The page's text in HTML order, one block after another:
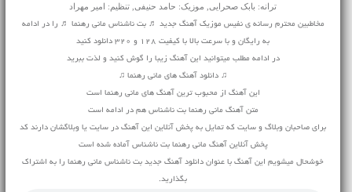
ترانه: بابک صحرایی, موزیک: حامد حنیفی, تنظیم: امیر مهراد
مخاطبین محترم رسانه ی نفیس موزیک آهنگ جدید ♬ بت ناشناس مانی رهنما ♬ را در ادامه
به رایگان و با سرعت بالا با کیفیت 128 و 320 دانلود کنید
در ادامه مطلب میتوانید این آهنگ زیبا را گوش کنید و لذت ببرید
♫ دانلود آهنگ های مانی رهنما ♫
این آهنگ از محبوب ترین آهنگ های مانی رهنما است
متن آهنگ مانی رهنما بت ناشناس هم در ادامه است
برای صاحبان وبلاگ و سایت که تمایل به پخش آنلاین این آهنگ در سایت یا وبلاگشان دارند کد
پخش آنلاین آهنگ مانی رهنما بت ناشناس آماده شده است
خوشحال میشویم این آهنگ با عنوان دانلود آهنگ جدید بت ناشناس مانی رهنما را به اشتراک
بگذارید.